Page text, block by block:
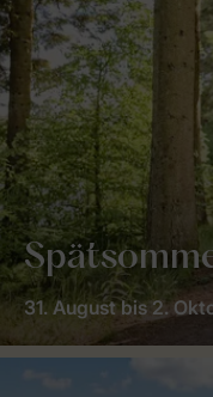
31. August bis 2.